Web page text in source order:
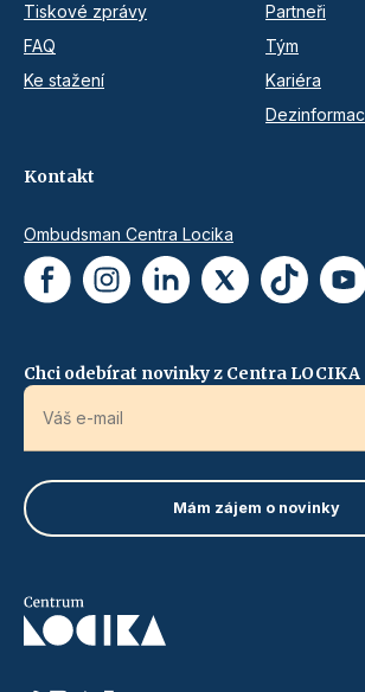
Tiskové zprávy
FAQ
Ke stažení
Partneři
Tým
Kariéra
Kontakt
Ombudsman Centra Locika
Chci odebírat novinky z Centra LOCIKA